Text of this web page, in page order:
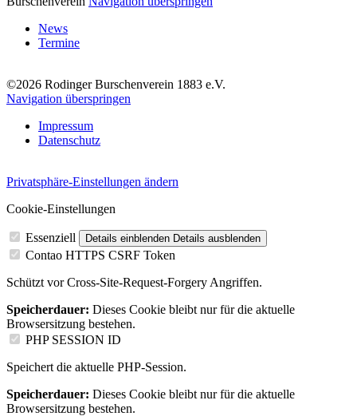
News
Termine
©2026 Rodinger Burschenverein 1883 e.V.
Navigation überspringen
Impressum
Datenschutz
Privatsphäre-Einstellungen ändern
Cookie-Einstellungen
Essenziell Details einblenden Details ausblenden
Contao HTTPS CSRF Token
Schützt vor Cross-Site-Request-Forgery Angriffen.
Speicherdauer: Dieses Cookie bleibt nur für die aktuelle
Browsersitzung bestehen.
PHP SESSION ID
Speichert die aktuelle PHP-Session.
Speicherdauer: Dieses Cookie bleibt nur für die aktuelle
Browsersitzung bestehen.